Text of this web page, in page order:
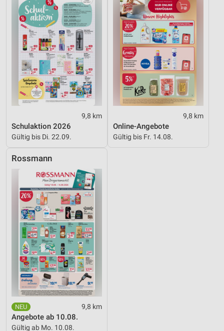
9,8 km
Schulaktion 2026
Gültig bis Di. 22.09.
9,8 km
Online-Angebote
Gültig bis Fr. 14.08.
Rossmann
9,8 km
Angebote ab 10.08.
Gültig ab Mo. 10.08.
Werbung